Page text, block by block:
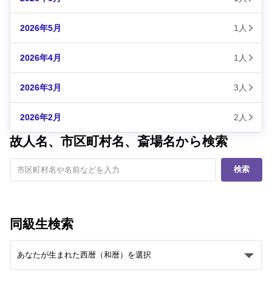
2026年5月 1人
2026年4月 1人
2026年3月 3人
2026年2月 2人
故人名、市区町村名、斎場名から検索
検索
同級生検索